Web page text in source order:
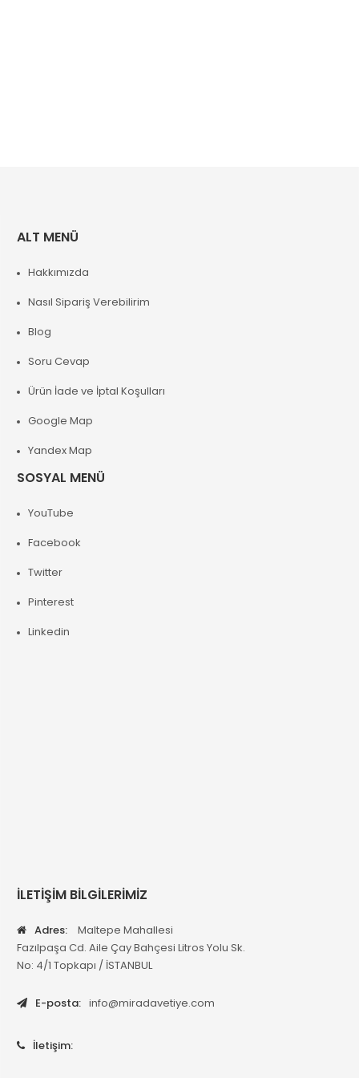
ALT MENÜ
Hakkımızda
Nasıl Sipariş Verebilirim
Blog
Soru Cevap
Ürün İade ve İptal Koşulları
Google Map
Yandex Map
SOSYAL MENÜ
YouTube
Facebook
Twitter
Pinterest
Linkedin
İLETİŞİM BİLGİLERİMİZ
Adres:
Maltepe Mahallesi
Fazılpaşa Cd. Aile Çay Bahçesi Litros Yolu Sk.
No: 4/1 Topkapı / İSTANBUL
E-posta: info@miradavetiye.com
İletişim: